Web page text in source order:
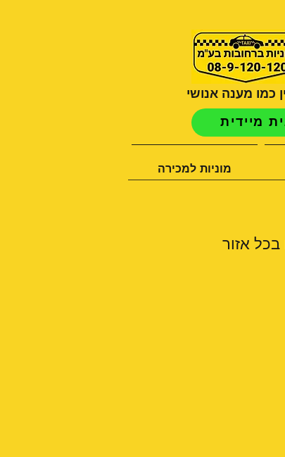
כמו מענה אנושי
מיידית
מוניות למכירה
בכל אזור